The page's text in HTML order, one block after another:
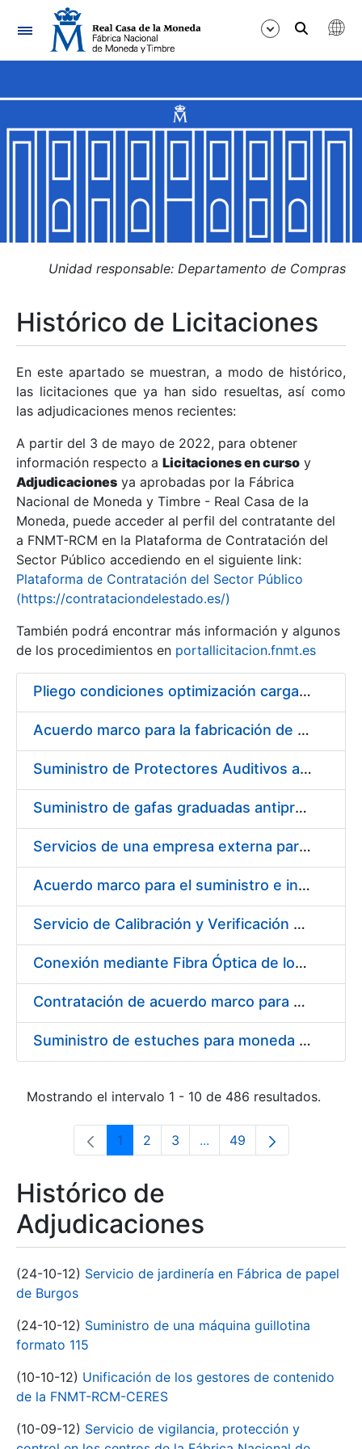
Navegación
Mostrar/Ocultar
Mostrar/Ocultar
Mostrar/Ocultar
Mostrar/Ocultar
Mostrar/Ocultar
Mostrar/Ocultar
Unidad responsable: Departamento de Compras
Histórico de Licitaciones
En este apartado se muestran, a modo de histórico,
las licitaciones que ya han sido resueltas, así como
las adjudicaciones menos recientes:
A partir del 3 de mayo de 2022, para obtener
información respecto a Licitaciones en curso y
Adjudicaciones ya aprobadas por la Fábrica
Nacional de Moneda y Timbre - Real Casa de la
Moneda, puede acceder al perfil del contratante del
a FNMT-RCM en la Plataforma de Contratación del
Sector Público accediendo en el siguiente link:
Plataforma de Contratación del Sector Público
(https://contrataciondelestado.es/)
También podrá encontrar más información y algunos
de los procedimientos en portallicitacion.fnmt.es
Pliego condiciones optimización cargas compras firmado
Acuerdo marco para la fabricación de piezas
Suministro de Protectores Auditivos a medida para las personas trabajadoras de los Centros de Trabajo de Madrid y Burgos
Suministro de gafas graduadas antiproyecciones para los trabajadores de la FNMT-RCM en los centros de trabajo de Madrid y Burgos
Servicios de una empresa externa para el asesoramiento y resolución de los recursos de alzada que se presentan relacionados con procesos de selección para la FNMT-RCM
Acuerdo marco para el suministro e instalación de persianas, estores y otros complementos
Servicio de Calibración y Verificación Externa de los Equipos de Medición del Servicio de Prevención de la FNMT-RCM
Conexión mediante Fibra Óptica de los Centros de Proceso de Datos (CPDs) de las sedes de la FNMT-RCM de Burgos y Madrid
Contratación de acuerdo marco para el Suministro de Material de Electricidad para la Fábrica Nacional de Moneda y Timbre-Real Casa de la Moneda en su centro de trabajo de Burgos
Suministro de estuches para moneda de 30 €
Mostrando el intervalo 1 - 10 de 486 resultados.
Página
1 Página
2 Página
3 ...Páginas intermedias Use
Página
49
Histórico de
Adjudicaciones
(24-10-12) Servicio de jardinería en Fábrica de papel
de Burgos
(24-10-12) Suministro de una máquina guillotina
formato 115
(10-10-12) Unificación de los gestores de contenido
de la FNMT-RCM-CERES
(10-09-12) Servicio de vigilancia, protección y